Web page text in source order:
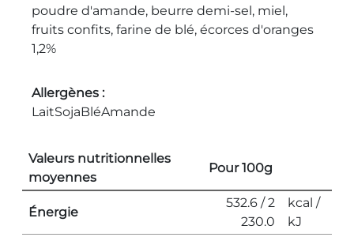
poudre d'amande, beurre demi-sel, miel,
fruits confits, farine de blé, écorces d'oranges
1,2%
Allergènes
LaitSojaBléAmande
Valeurs nutritionnelles
moyennes
Pour 100g
Énergie
532.6 / 2
230.0
kcal /
kJ